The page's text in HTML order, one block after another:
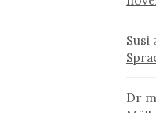
Susi
Dr